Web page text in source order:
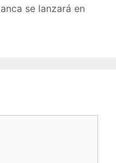
se lanzará en